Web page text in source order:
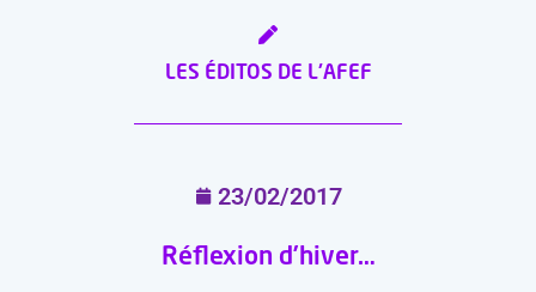
LES ÉDITOS DE L'AFEF
23/02/2017
Réflexion d’hiver…